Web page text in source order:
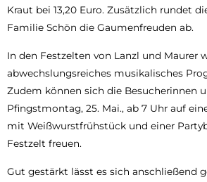
Kraut bei 13,20 Euro. Zusätzlich rundet
Familie Schön die Gaumenfreuden ab.
In den Festzelten von Lanzl und Maurer
abwechslungsreiches musikalisches
Zudem können sich die Besucherinnen
Pfingstmontag, 25. Mai., ab 7 Uhr auf
mit Weißwurstfrühstück und einer
Festzelt freuen.
Gut gestärkt lässt es sich anschließend